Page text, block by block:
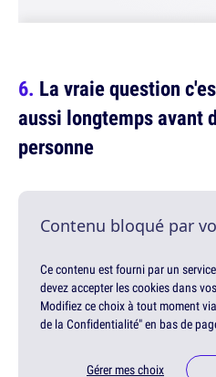
La vraie question
aussi longtemps avant
personne
Contenu bloqué par
Ce contenu est fourni par un
devez accepter les cookies dans
Modifiez ce choix à tout moment
de la Confidentialité" en bas de
Gérer mes choix